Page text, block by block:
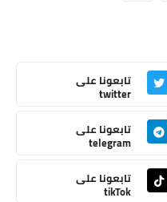
تابعونا على
twitter
تابعونا على
telegram
تابعونا على
tikTok